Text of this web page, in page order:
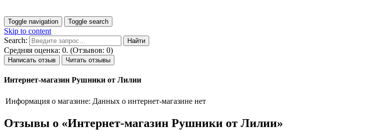
Toggle navigation Toggle search
Skip to content
Search:
Средняя оценка: 0. (Отзывов: 0)
Написать отзыв Читать отзывы
Интернет-магазин Рушники от Лилии
Информация о магазине: Данных о интернет-магазине нет
Отзывы о «Интернет-магазин Рушники от Лилии»